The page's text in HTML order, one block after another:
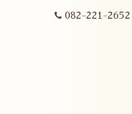
082-221-2652